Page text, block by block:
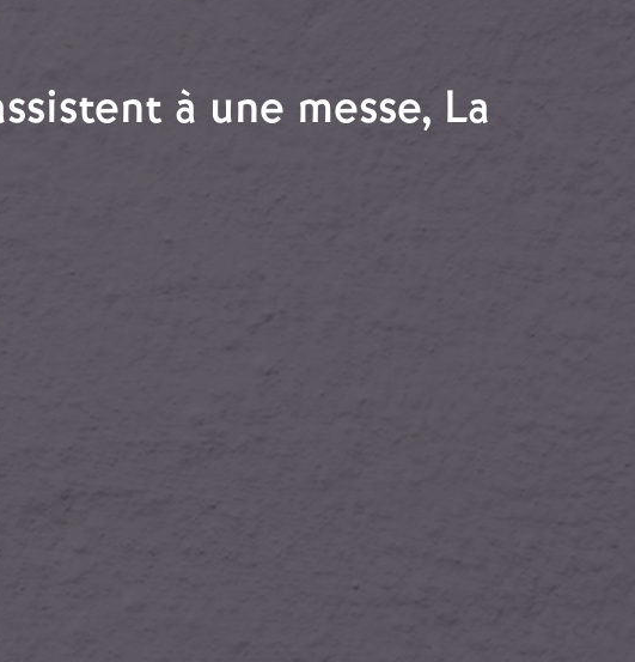
à une messe, La
Marañosa